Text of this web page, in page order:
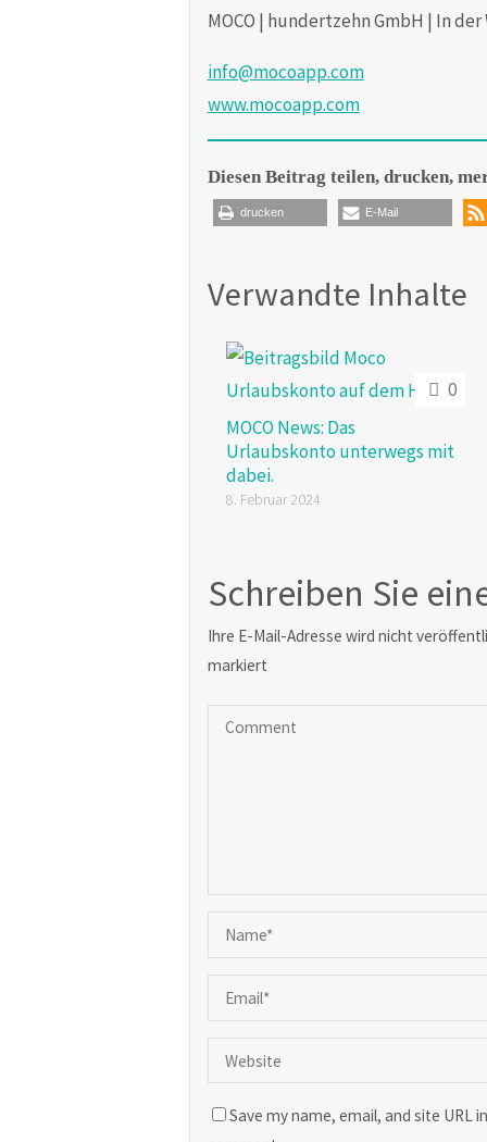
MOCO | hundertzehn GmbH | In der
info@mocoapp.com
www.mocoapp.com
Diesen Beitrag teilen, drucken,
drucken E-Mail
Verwandte Inhalte
0
MOCO News: Das
Urlaubskonto unterwegs mit
dabei.
8. Februar 2024
Schreiben Sie
Ihre E-Mail-Adresse wird nicht
markiert
Save my name, email, and site URL